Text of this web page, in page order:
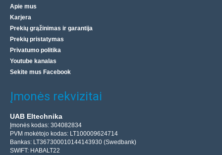
Apie mus
Karjera
Prekių grąžinimas ir garantija
Prekių pristatymas
Privatumo politika
Youtube kanalas
Sekite mus Facebook
Įmonės rekvizitai
UAB Eltechnika
Įmonės kodas: 304082834
PVM mokėtojo kodas: LT100009624714
Bankas: LT367300010144143930 (Swedbank)
SWIFT: HABALT22